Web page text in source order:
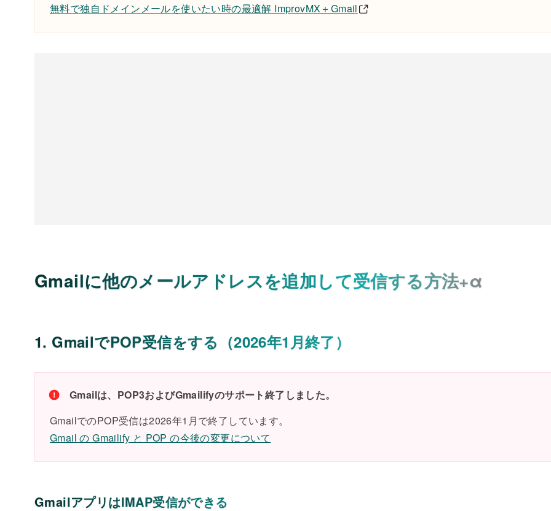
無料で独自ドメインメールを使いたい時の最適解 ImprovMX＋Gmail
Gmailに他のメールアドレスを追加して受信する方法+α
1. GmailでPOP受信をする（2026年1月終了）
Gmailは、POP3およびGmailifyのサポート終了しました。
GmailでのPOP受信は2026年1月で終了しています。
Gmail の Gmailify と POP の今後の変更について
GmailアプリはIMAP受信ができる